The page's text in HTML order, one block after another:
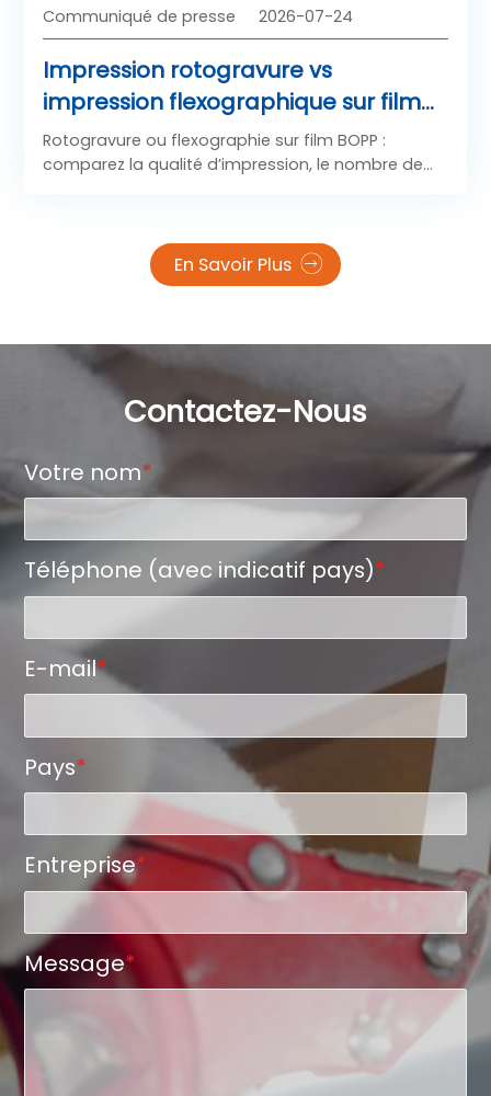
Communiqué de presse 2026-07-24
Impression rotogravure vs
impression flexographique sur film
BOPP : comparaison de la qualité
d’impression, du tirage et du coût
Rotogravure ou flexographie sur film BOPP :
comparez la qualité d’impression, le nombre de
En Savoir Plus
Contactez-Nous
Votre nom*
Téléphone (avec indicatif pays)*
E-mail*
Pays*
Entreprise*
Message*